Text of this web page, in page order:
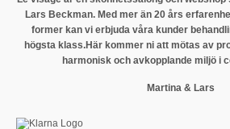
Lars Beckman. Med mer än 20 års
former kan vi erbjuda våra kunder
högsta klass.Här kommer ni att mötas av
harmonisk och avkopplande miljö i
Martina & Lars